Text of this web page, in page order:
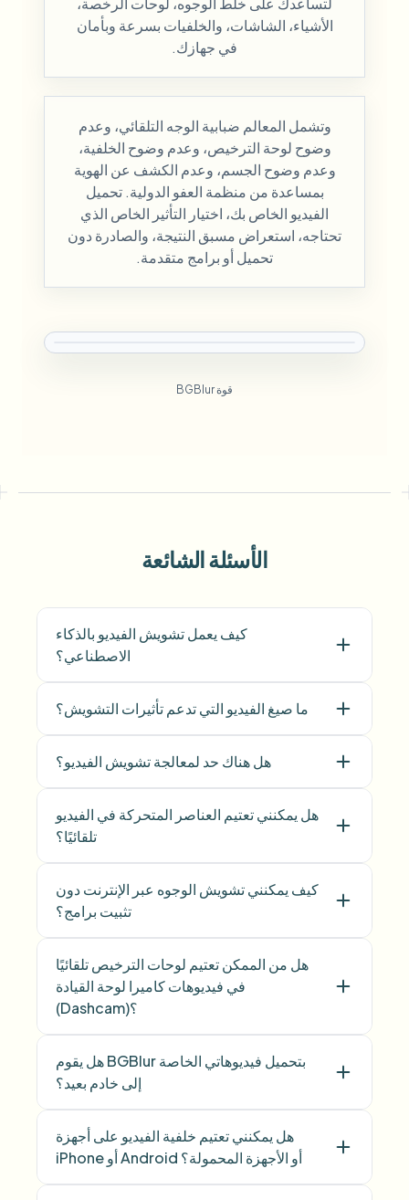
الأشياء، الشاشات، والخلفيات بسرعة وبأمان
في جهازك.
وتشمل المعالم ضبابية الوجه التلقائي، وعدم
وضوح لوحة الترخيص، وعدم وضوح الخلفية،
وعدم وضوح الجسم، وعدم الكشف عن الهوية
بمساعدة من منظمة العفو الدولية. تحميل
الفيديو الخاص بك، اختيار التأثير الخاص الذي
تحتاجه، استعراض مسبق النتيجة، والصادرة دون
تحميل أو برامج متقدمة.
قوة BGBlur
الأسئلة الشائعة
كيف يعمل تشويش الفيديو بالذكاء
الاصطناعي؟
ما صيغ الفيديو التي تدعم تأثيرات التشويش؟
هل هناك حد لمعالجة تشويش الفيديو؟
هل يمكنني تعتيم العناصر المتحركة في الفيديو
تلقائيًا؟
كيف يمكنني تشويش الوجوه عبر الإنترنت دون
تثبيت برامج؟
هل من الممكن تعتيم لوحات الترخيص تلقائيًا
في فيديوهات كاميرا لوحة القيادة
(Dashcam)؟
هل يقوم BGBlur بتحميل فيديوهاتي الخاصة
إلى خادم بعيد؟
هل يمكنني تعتيم خلفية الفيديو على أجهزة
iPhone أو Android أو الأجهزة المحمولة؟